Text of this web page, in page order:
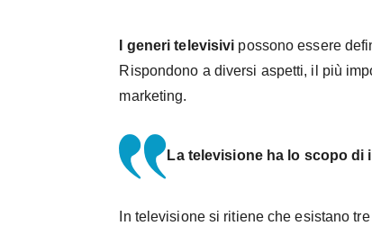
I generi televisivi possono essere
Rispondono a diversi aspetti, il più
marketing.
La televisione ha lo scopo di
In televisione si ritiene che esistano